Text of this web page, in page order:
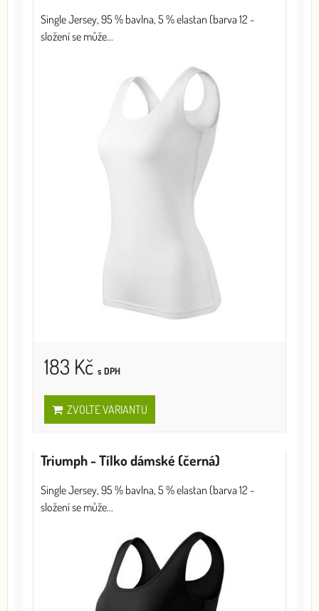
Single Jersey, 95 % bavlna, 5 % elastan (barva 12 -
složení se může...
183 Kč s DPH
ZVOLTE VARIANTU
Triumph - Tílko dámské (černá)
Single Jersey, 95 % bavlna, 5 % elastan (barva 12 -
složení se může...